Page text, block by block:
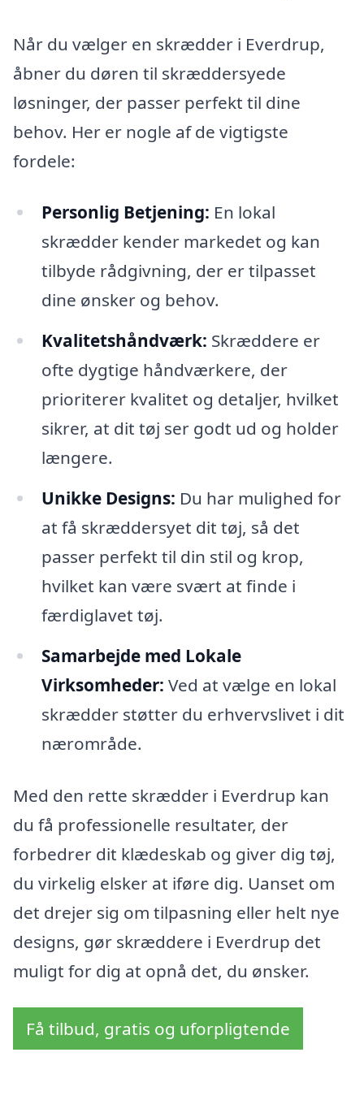
Når du vælger en skrædder i Everdrup,
åbner du døren til skræddersyede
løsninger, der passer perfekt til dine
behov. Her er nogle af de vigtigste
fordele:
Personlig Betjening: En lokal
skrædder kender markedet og kan
tilbyde rådgivning, der er tilpasset
dine ønsker og behov.
Kvalitetshåndværk: Skræddere er
ofte dygtige håndværkere, der
prioriterer kvalitet og detaljer, hvilket
sikrer, at dit tøj ser godt ud og holder
længere.
Unikke Designs: Du har mulighed for
at få skræddersyet dit tøj, så det
passer perfekt til din stil og krop,
hvilket kan være svært at finde i
færdiglavet tøj.
Samarbejde med Lokale
Virksomheder: Ved at vælge en lokal
skrædder støtter du erhvervslivet i dit
nærområde.
Med den rette skrædder i Everdrup kan
du få professionelle resultater, der
forbedrer dit klædeskab og giver dig tøj,
du virkelig elsker at iføre dig. Uanset om
det drejer sig om tilpasning eller helt nye
designs, gør skræddere i Everdrup det
muligt for dig at opnå det, du ønsker.
Få tilbud, gratis og uforpligtende